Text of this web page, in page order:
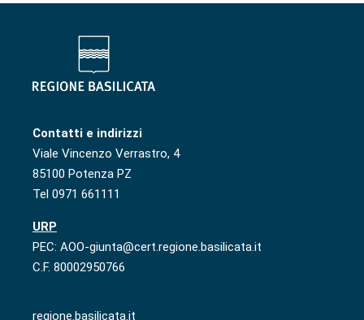
Contatti e indirizzi
Viale Vincenzo Verrastro, 4
85100 Potenza PZ
Tel 0971 661111
URP
PEC: AOO-giunta@cert.regione.basilicata.it
C.F. 80002950766
regione.basilicata.it